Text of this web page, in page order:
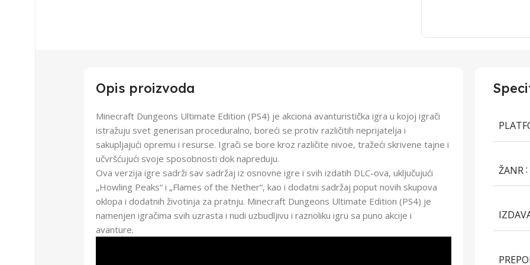
Opis proizvoda
Minecraft Dungeons Ultimate Edition (PS4) je akciona avanturistička igra u kojoj igrači
istražuju svet generisan proceduralno, boreći se protiv različitih neprijatelja i
sakupljajući opremu i resurse. Igrači se bore kroz različite nivoe, tražeći skrivene tajne i
učvršćujući svoje sposobnosti dok napreduju.
Ova verzija igre sadrži sav sadržaj iz osnovne igre i svih izdatih DLC-ova, uključujući
„Howling Peaks“ i „Flames of the Nether“, kao i dodatni sadržaj poput novih skupova
oklopa i dodatnih životinja za pratnju. Minecraft Dungeons Ultimate Edition (PS4) je
namenjen igračima svih uzrasta i nudi uzbudljivu i raznoliku igru sa puno akcije i
avanture.
ŽANR